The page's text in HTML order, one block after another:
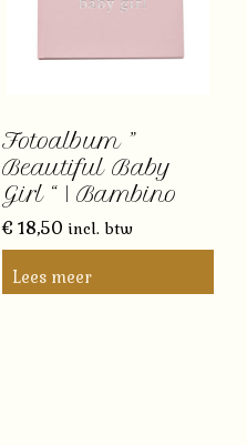
Fotoalbum ”
Beautiful Baby
Girl “ | Bambino
€ 18,50 incl. btw
Lees meer